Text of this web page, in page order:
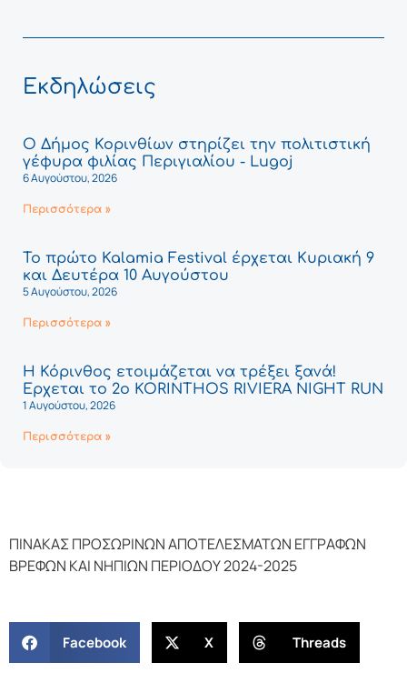
Εκδηλώσεις
Ο Δήμος Κορινθίων στηρίζει την πολιτιστική
γέφυρα φιλίας Περιγιαλίου - Lugoj
6 Αυγούστου, 2026
Περισσότερα »
Το πρώτο Kalamia Festival έρχεται Κυριακή 9
και Δευτέρα 10 Αυγούστου
5 Αυγούστου, 2026
Περισσότερα »
Η Κόρινθος ετοιμάζεται να τρέξει ξανά!
Έρχεται το 2ο KORINTHOS RIVIERA NIGHT RUN
1 Αυγούστου, 2026
Περισσότερα »
ΠΙΝΑΚΑΣ ΠΡΟΣΩΡΙΝΩΝ ΑΠΟΤΕΛΕΣΜΑΤΩΝ ΕΓΓΡΑΦΩΝ
ΒΡΕΦΩΝ ΚΑΙ ΝΗΠΙΩΝ ΠΕΡΙΟΔΟΥ 2024-2025
Facebook X Threads